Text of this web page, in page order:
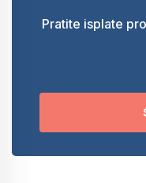
Pratite isplate